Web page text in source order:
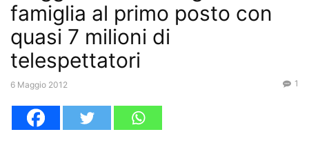
famiglia al primo posto con
quasi 7 milioni di
telespettatori
6 Maggio 2012 1